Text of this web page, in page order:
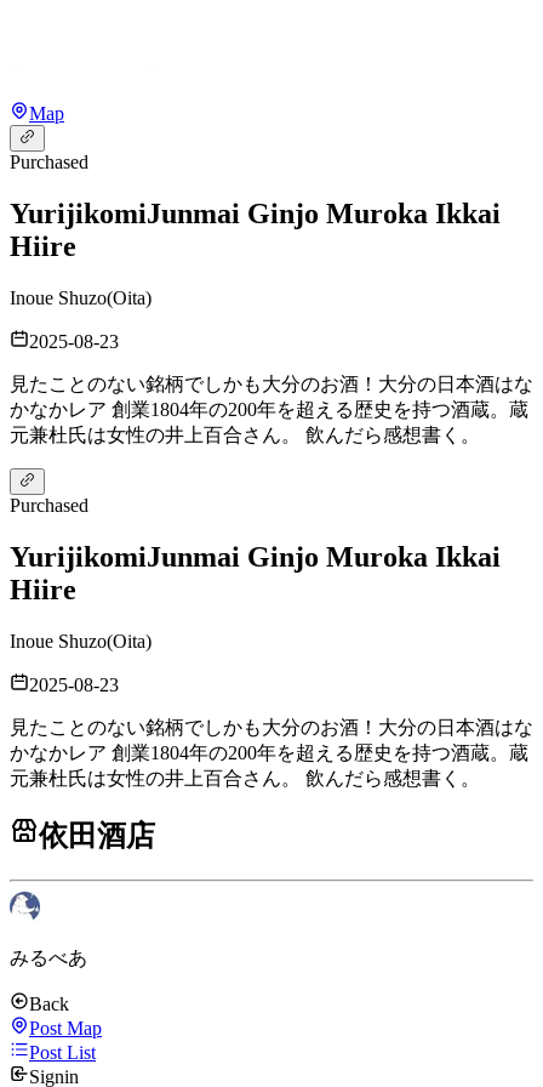
Map
Purchased
YurijikomiJunmai Ginjo Muroka Ikkai
Hiire
Inoue Shuzo(Oita)
2025-08-23
見たことのない銘柄でしかも大分のお酒！大分の日本酒はな
かなかレア 創業1804年の200年を超える歴史を持つ酒蔵。蔵
元兼杜氏は女性の井上百合さん。 飲んだら感想書く。
Purchased
YurijikomiJunmai Ginjo Muroka Ikkai
Hiire
Inoue Shuzo(Oita)
2025-08-23
見たことのない銘柄でしかも大分のお酒！大分の日本酒はな
かなかレア 創業1804年の200年を超える歴史を持つ酒蔵。蔵
元兼杜氏は女性の井上百合さん。 飲んだら感想書く。
依田酒店
みるべあ
Back
Post Map
Post List
Signin